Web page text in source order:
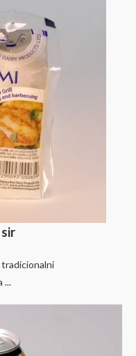
tradicionalni
...